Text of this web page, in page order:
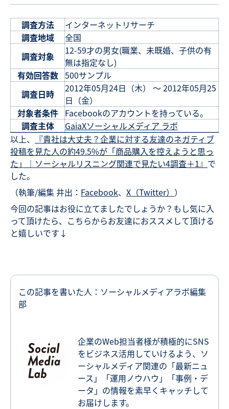
調査方法
インターネットリサーチ
調査地域
全国
調査対象
12-59才の男女(職業、未既婚、子供の有
無は指定なし)
有効回答数 500サンプル
調査日時
2012年05月24日（木） ～ 2012年05月25
日（金）
対象者条件
Facebookのアカウントを持っている。
調査主体
GaiaXソーシャルメディア ラボ
以上、
『貴社は大丈夫？企業に対する友達のネガティブ
投稿を見た人の約49.5%が「商品購入を控えようと思っ
た」｜ソーシャルリスニング関連で見たい4調査＋1』 で
した。
（執筆/編集 井出： Facebook、 X（Twitter） ）
今回の記事はお役に立てましたでしょうか？もし気に入
って頂けたら、こちらからお友達におススメして頂ける
と嬉しいです↓
この記事を書いた人：ソーシャルメディアラボ編集
部
企業のWeb担当者様が積極的にSNS
をビジネス活用していけるよう、ソ
ーシャルメディア関連の「最新ニュ
ース」「運用ノウハウ」「事例・デ
ータ」の情報を素早くキャッチして
お届けします。